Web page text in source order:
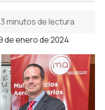
de enero de 2024
3 minutos de lectura